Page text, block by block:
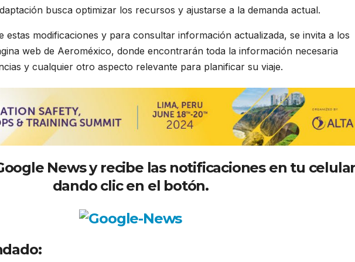
busca optimizar los recursos y ajustarse a la demanda actual.
estas modificaciones y para consultar información actualizada, se invita a los
web de Aeroméxico, donde encontrarán toda la información necesaria
y cualquier otro aspecto relevante para planificar su viaje.
News y recibe las notificaciones en tu
dando clic en el botón.